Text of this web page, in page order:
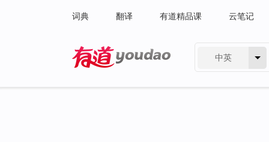
词典 翻译 有道精品课 云笔记
中英